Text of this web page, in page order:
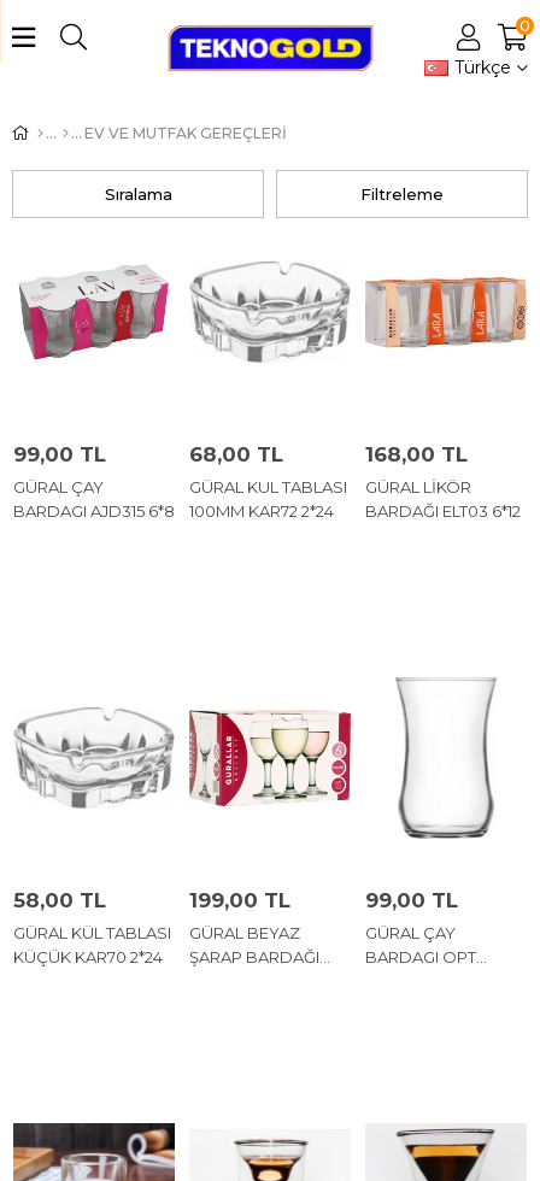
Türkçe
0
EV VE MUTFAK GEREÇLERİ
Filtreleme
Sıralama
99,00 TL
GÜRAL ÇAY
BARDAGI AJD315 6*8
68,00 TL
GÜRAL KUL TABLASI
100MM KAR72 2*24
168,00 TL
GÜRAL LİKÖR
BARDAĞI ELT03 6*12
58,00 TL
GÜRAL KÜL TABLASI
KÜÇÜK KAR70 2*24
199,00 TL
GÜRAL BEYAZ
ŞARAP BARDAĞI
99,00 TL
GÜRAL ÇAY
BARDAGI OPT